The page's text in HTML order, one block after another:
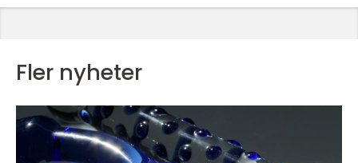
Fler nyheter